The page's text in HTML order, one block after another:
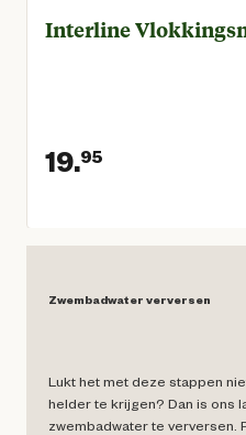
Interline
19.95
Zwembadwater verversen
Lukt het met deze stappen
helder te krijgen? Dan is ons
zwembadwater te verversen.